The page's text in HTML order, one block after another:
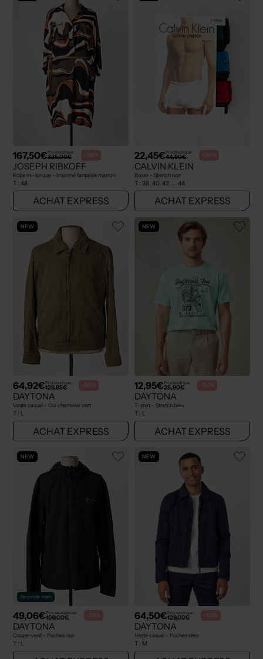
167,50€Prix boutique :
335,00€ -50%
JOSEPH RIBKOFF
Robe mi-longue - Imprimé fantaisie marron
T : 48
ACHAT EXPRESS
22,45€Prix boutique :
44,90€ -50%
CALVIN KLEIN
Boxer - Stretch noir
T : 38, 40, 42, ... 44
ACHAT EXPRESS
NEW
64,92€Prix boutique :
129,85€ -50%
DAYTONA
Veste casual - Col chemisier vert
T : L
ACHAT EXPRESS
NEW
12,95€Prix boutique :
25,90€ -50%
DAYTONA
T-shirt - Stretch bleu
T : L
ACHAT EXPRESS
NEW
Seconde main
49,06€Prix neuf estimé :
109,00€ -55%
DAYTONA
Coupe-vent - Poches noir
T : L
NEW
64,50€Prix boutique :
129,00€ -50%
DAYTONA
Veste casual - Poches bleu
T : M